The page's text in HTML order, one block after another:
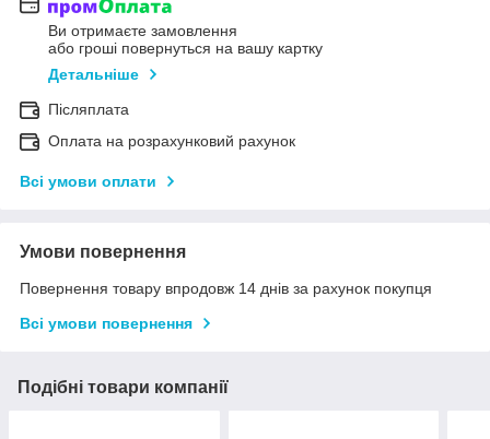
Ви отримаєте замовлення
або гроші повернуться на вашу картку
Детальніше
Післяплата
Оплата на розрахунковий рахунок
Всі умови оплати
Умови повернення
Повернення товару впродовж 14 днів за рахунок покупця
Всі умови повернення
Подібні товари компанії